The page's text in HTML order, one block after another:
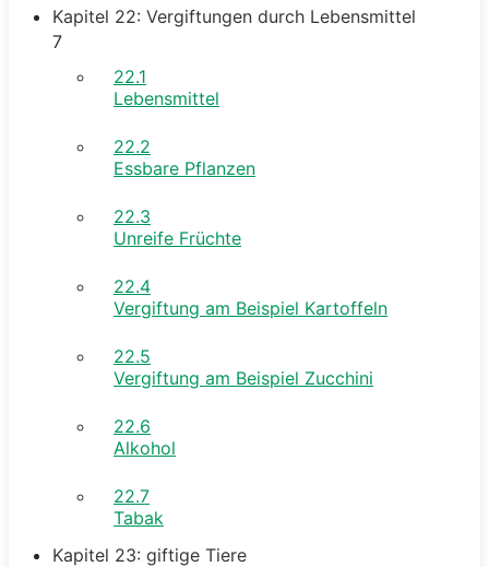
Kapitel 22: Vergiftungen durch Lebensmittel
7
22.1
Lebensmittel
22.2
Essbare Pflanzen
22.3
Unreife Früchte
22.4
Vergiftung am Beispiel Kartoffeln
22.5
Vergiftung am Beispiel Zucchini
22.6
Alkohol
22.7
Tabak
Kapitel 23: giftige Tiere